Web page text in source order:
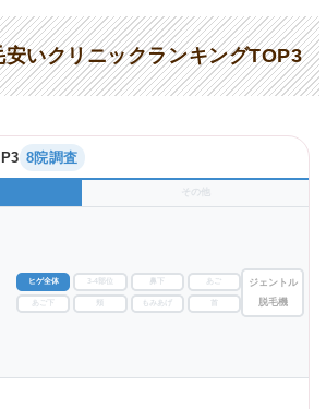
安いクリニックランキングTOP3
8院調査
その他
ヒゲ全体 3-4部位 鼻下 あご
あご下 もみあげ
ジェントル
脱毛機